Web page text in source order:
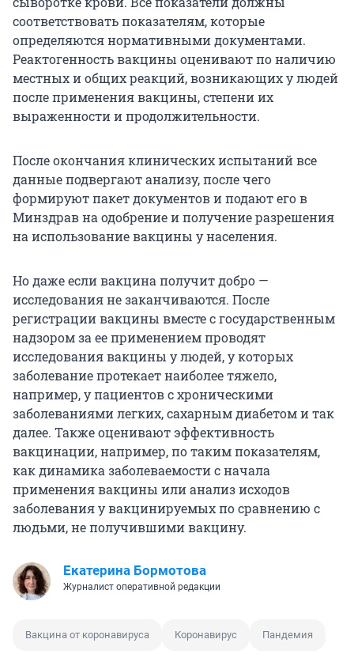
соответствовать показателям, которые
определяются нормативными документами.
Реактогенность вакцины оценивают по наличию
местных и общих реакций, возникающих у людей
после применения вакцины, степени их
выраженности и продолжительности.
После окончания клинических испытаний все
данные подвергают анализу, после чего
формируют пакет документов и подают его в
Минздрав на одобрение и получение разрешения
на использование вакцины у населения.
Но даже если вакцина получит добро —
исследования не заканчиваются. После
регистрации вакцины вместе с государственным
надзором за ее применением проводят
исследования вакцины у людей, у которых
заболевание протекает наиболее тяжело,
например, у пациентов с хроническими
заболеваниями легких, сахарным диабетом и так
далее. Также оценивают эффективность
вакцинации, например, по таким показателям,
как динамика заболеваемости с начала
применения вакцины или анализ исходов
заболевания у вакцинируемых по сравнению с
людьми, не получившими вакцину.
Екатерина Бормотова
Журналист оперативной редакции
Вакцина от коронавируса Коронавирус Пандемия